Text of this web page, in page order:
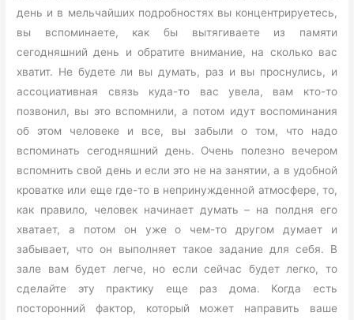
день и в мельчайших подробностях вы концентрируетесь,
вы вспоминаете, как бы вытягиваете из памяти
сегодняшний день и обратите внимание, на сколько вас
хватит. Не будете ли вы думать, раз и вы проснулись, и
ассоциативная связь куда-то вас увела, вам кто-то
позвонил, вы это вспомнили, а потом идут воспоминания
об этом человеке и все, вы забыли о том, что надо
вспоминать сегодняшний день. Очень полезно вечером
вспомнить свой день и если это не на занятии, а в удобной
кроватке или еще где-то в непринужденной атмосфере, то,
как правило, человек начинает думать – на полдня его
хватает, а потом он уже о чем-то другом думает и
забывает, что он выполняет такое задание для себя. В
зале вам будет легче, но если сейчас будет легко, то
сделайте эту практику еще раз дома. Когда есть
посторонний фактор, который может направить ваше